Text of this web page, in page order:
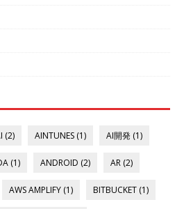
(2) AINTUNES (1) AI開発 (1)
(1) ANDROID (2) AR (2)
AWS AMPLIFY (1) BITBUCKET (1)